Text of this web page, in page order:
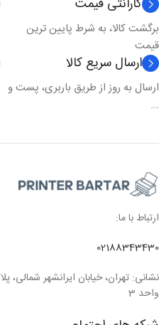
برگشت کالا، به شرط پایین ترین
قیمت
ارسال سریع کالا
ارسال به روز از طریق باربری، پست و
...
ارتباط با ما:
02188343430
واحد 3